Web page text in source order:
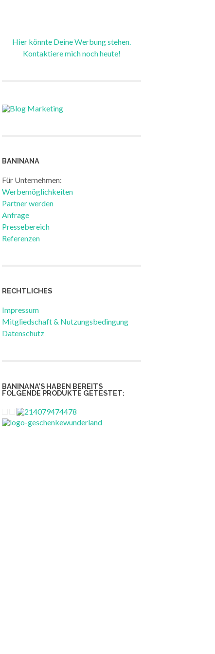
Hier könnte Deine Werbung stehen.
Kontaktiere mich noch heute!
BANINANA
Für Unternehmen:
Werbemöglichkeiten
Partner werden
Anfrage
Pressebereich
Referenzen
RECHTLICHES
Impressum
Mitgliedschaft & Nutzungsbedingung
Datenschutz
BANINANA’S HABEN BEREITS
FOLGENDE PRODUKTE GETESTET: